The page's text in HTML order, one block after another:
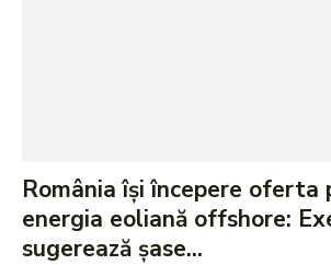
România își începere oferta
energia eoliană offshore:
sugerează șase...